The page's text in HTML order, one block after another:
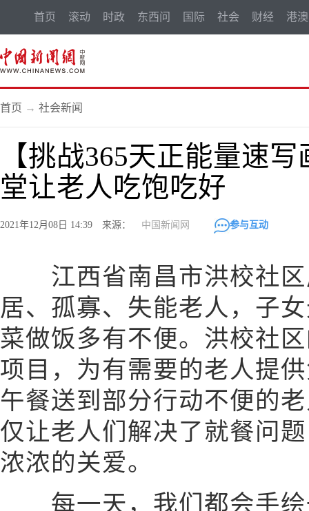
首页 滚动 时政 东西问 国际 社会 财经 港澳
首页 → 社会新闻
【挑战365天正能量速
堂让老人吃饱吃好
2021年12月08日 14:39 来源： 中国新闻网 参与互动
江西省南昌市洪校社区
居、孤寡、失能老人，子
菜做饭多有不便。洪校社
项目，为有需要的老人提
午餐送到部分行动不便的
仅让老人们解决了就餐问
浓浓的关爱。
每一天，我们都会手绘